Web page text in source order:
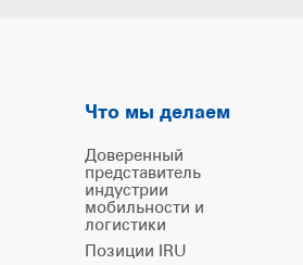
Что мы делаем
Доверенный
представитель
индустрии
мобильности и
логистики
Позиции IRU